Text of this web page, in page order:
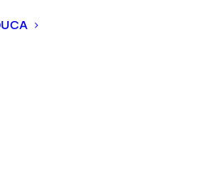
prodotto!
prodotto contattandoci e
del vaso desiderata e la